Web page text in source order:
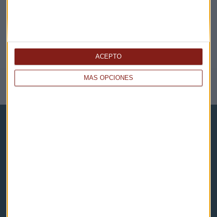
MÁS OPCIONES
ACEPTO
NOTICIAS RELACIONADAS